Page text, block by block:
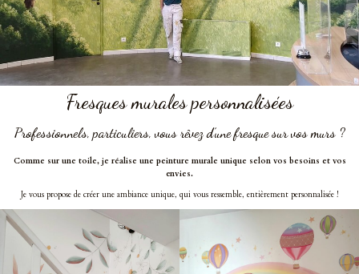
Fresques murales personnalisées
Professionnels, particuliers, vous rêvez d’une fresque sur vos murs ?
Comme sur une toile, je réalise une peinture murale unique selon vos besoins et vos
envies.
Je vous propose de créer une ambiance unique, qui vous ressemble, entièrement personnalisée !